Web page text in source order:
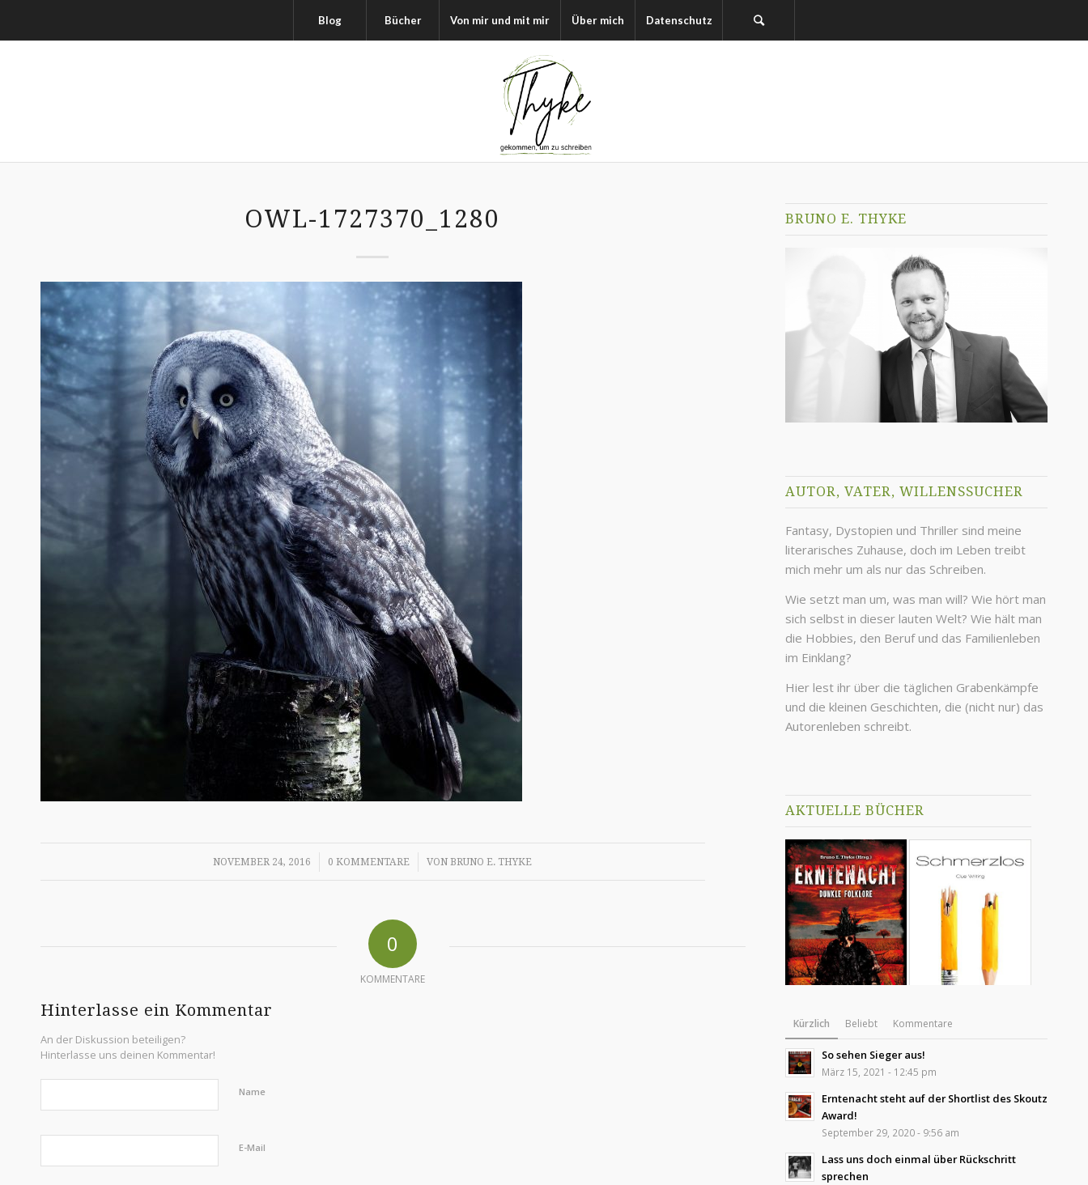
Blog Bücher Von mir und mit mir Über mich Datenschutz
OWL-1727370_1280
NOVEMBER 24, 2016
/ 0 KOMMENTARE
/ VONBRUNO E. THYKE
0
KOMMENTARE
Hinterlasse ein Kommentar
An der Diskussion beteiligen?
Hinterlasse uns deinen Kommentar!
Name
E-Mail
BRUNO E. THYKE
AUTOR, VATER, WILLENSSUCHER
Fantasy, Dystopien und Thriller sind meine
literarisches Zuhause, doch im Leben treibt
mich mehr um als nur das Schreiben.
Wie setzt man um, was man will? Wie hört man
sich selbst in dieser lauten Welt? Wie hält man
die Hobbies, den Beruf und das Familienleben
im Einklang?
Hier lest ihr über die täglichen Grabenkämpfe
und die kleinen Geschichten, die (nicht nur) das
Autorenleben schreibt.
AKTUELLE BÜCHER
Kürzlich Beliebt Kommentare
So sehen Sieger aus!
März 15, 2021 - 12:45 pm
Erntenacht steht auf der Shortlist des Skoutz
Award!
September 29, 2020 - 9:56 am
Lass uns doch einmal über Rückschritt
sprechen